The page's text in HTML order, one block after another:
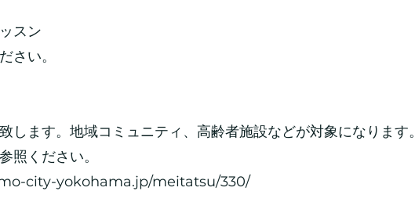
スン
さい。
します。地域コミュニティ、高齢者施設などが対象になります。
照ください。
city-yokohama.jp/meitatsu/330/